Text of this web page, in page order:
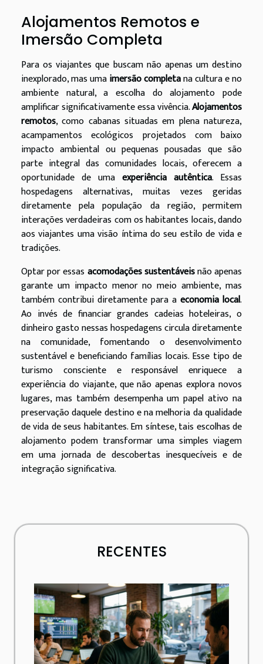
Alojamentos Remotos e
Imersão Completa
Para os viajantes que buscam não apenas um destino
inexplorado, mas umaimersão completana cultura e no
ambiente natural, a escolha do alojamento pode
amplificar significativamente essa vivência.Alojamentos
remotos, como cabanas situadas em plena natureza,
acampamentos ecológicos projetados com baixo
impacto ambiental ou pequenas pousadas que são
parte integral das comunidades locais, oferecem a
oportunidade de uma experiência autêntica. Essas
hospedagens alternativas, muitas vezes geridas
diretamente pela população da região, permitem
interações verdadeiras com os habitantes locais, dando
aos viajantes uma visão íntima do seu estilo de vida e
tradições.
Optar por essas acomodações sustentáveisnão apenas
garante um impacto menor no meio ambiente, mas
também contribui diretamente para a economia local.
Ao invés de financiar grandes cadeias hoteleiras, o
dinheiro gasto nessas hospedagens circula diretamente
na comunidade, fomentando o desenvolvimento
sustentável e beneficiando famílias locais. Esse tipo de
turismo consciente e responsável enriquece a
experiência do viajante, que não apenas explora novos
lugares, mas também desempenha um papel ativo na
preservação daquele destino e na melhoria da qualidade
de vida de seus habitantes. Em síntese, tais escolhas de
alojamento podem transformar uma simples viagem
em uma jornada de descobertas inesquecíveis e de
integração significativa.
RECENTES